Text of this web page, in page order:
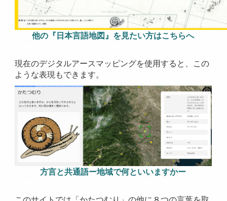
他の『日本言語地図』を見たい方はこちらへ
現在のデジタルアースマッピングを使用すると、この
ような表現もできます。
方言と共通語ー地域で何といいますかー